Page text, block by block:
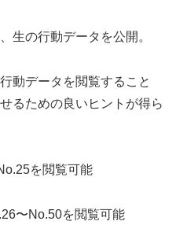
生の行動データを公開。
動データを閲覧すること
るための良いヒントが得ら
を閲覧可能
〜No.50を閲覧可能